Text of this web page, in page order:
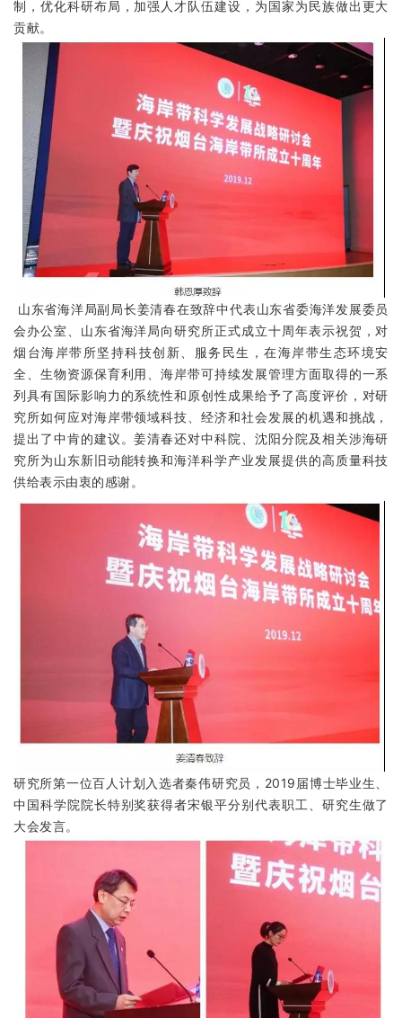
制，优化科研布局，加强人才队伍建设，为国家为民族做出更大
贡献。
山东省海洋局副局长姜清春在致辞中代表山东省委海洋发展委员
会办公室、山东省海洋局向研究所正式成立十周年表示祝贺，对
烟台海岸带所坚持科技创新、服务民生，在海岸带生态环境安
全、生物资源保育利用、海岸带可持续发展管理方面取得的一系
列具有国际影响力的系统性和原创性成果给予了高度评价，对研
究所如何应对海岸带领域科技、经济和社会发展的机遇和挑战，
提出了中肯的建议。姜清春还对中科院、沈阳分院及相关涉海研
究所为山东新旧动能转换和海洋科学产业发展提供的高质量科技
供给表示由衷的感谢。
研究所第一位百人计划入选者秦伟研究员， 2019 届博士毕业生、
中国科学院院长特别奖获得者宋银平分别代表职工、研究生做了
大会发言。